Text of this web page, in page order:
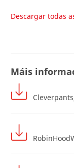
Descargar todas
Máis